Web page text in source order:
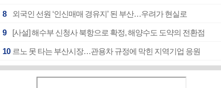
8 외국인 선원 ‘인신매매 경유지’ 된 부산…우려가 현실로
9 [사설] 해수부 신청사 북항으로 확정, 해양수도 도약의 전환점
10 르노 못 타는 부산시장…관용차 규정에 막힌 지역기업 응원